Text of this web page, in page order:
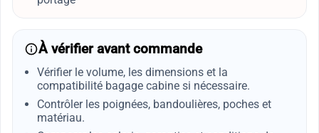
À vérifier avant commande
Vérifier le volume, les dimensions et la
compatibilité bagage cabine si nécessaire.
Contrôler les poignées, bandoulières, poches et
matériau.